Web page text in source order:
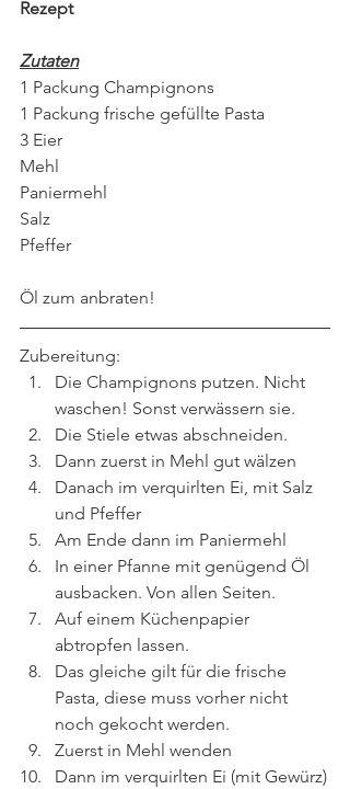
Rezept
Zutaten
1 Packung Champignons
1 Packung frische gefüllte Pasta
3 Eier
Mehl
Paniermehl
Salz
Pfeffer
Öl zum anbraten!
Zubereitung:
Die Champignons putzen. Nicht
waschen! Sonst verwässern sie.
Die Stiele etwas abschneiden.
Dann zuerst in Mehl gut wälzen
Danach im verquirlten Ei, mit Salz
und Pfeffer
Am Ende dann im Paniermehl
In einer Pfanne mit genügend Öl
ausbacken. Von allen Seiten.
Auf einem Küchenpapier
abtropfen lassen.
Das gleiche gilt für die frische
Pasta, diese muss vorher nicht
noch gekocht werden.
Zuerst in Mehl wenden
Dann im verquirlten Ei (mit Gewürz)